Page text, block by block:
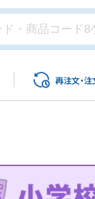
再注文・注